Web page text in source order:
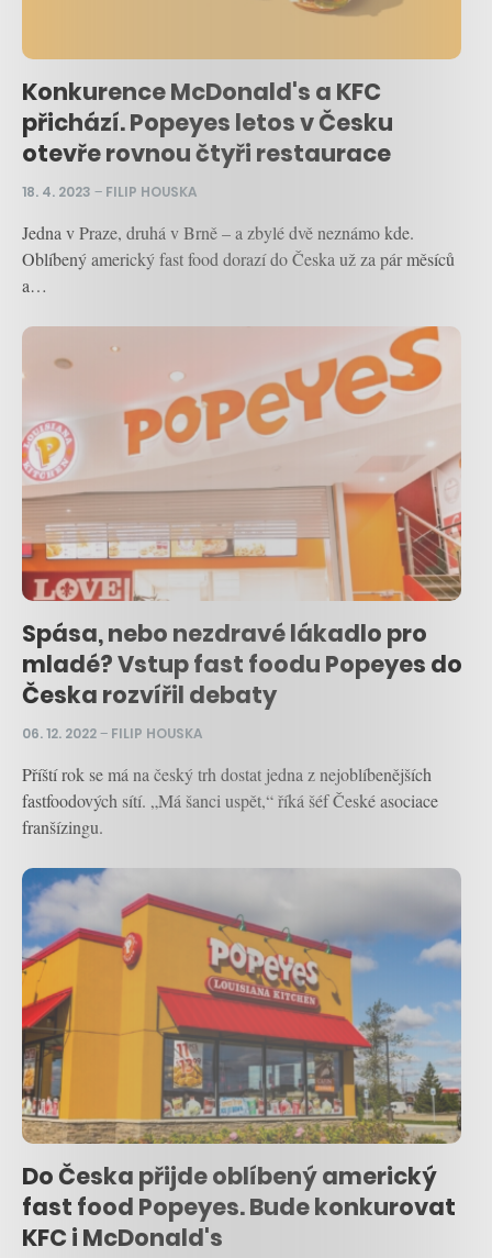
Konkurence McDonald's a KFC
přichází. Popeyes letos v Česku
otevře rovnou čtyři restaurace
18. 4. 2023 – FILIP HOUSKA
Jedna v Praze, druhá v Brně – a zbylé dvě neznámo kde.
Oblíbený americký fast food dorazí do Česka už za pár měsíců
a…
Spása, nebo nezdravé lákadlo pro
mladé? Vstup fast foodu Popeyes do
Česka rozvířil debaty
06. 12. 2022– FILIP HOUSKA
Příští rok se má na český trh dostat jedna z nejoblíbenějších
fastfoodových sítí. „Má šanci uspět,“ říká šéf České asociace
franšízingu.
Do Česka přijde oblíbený americký
fast food Popeyes. Bude konkurovat
KFC i McDonald's